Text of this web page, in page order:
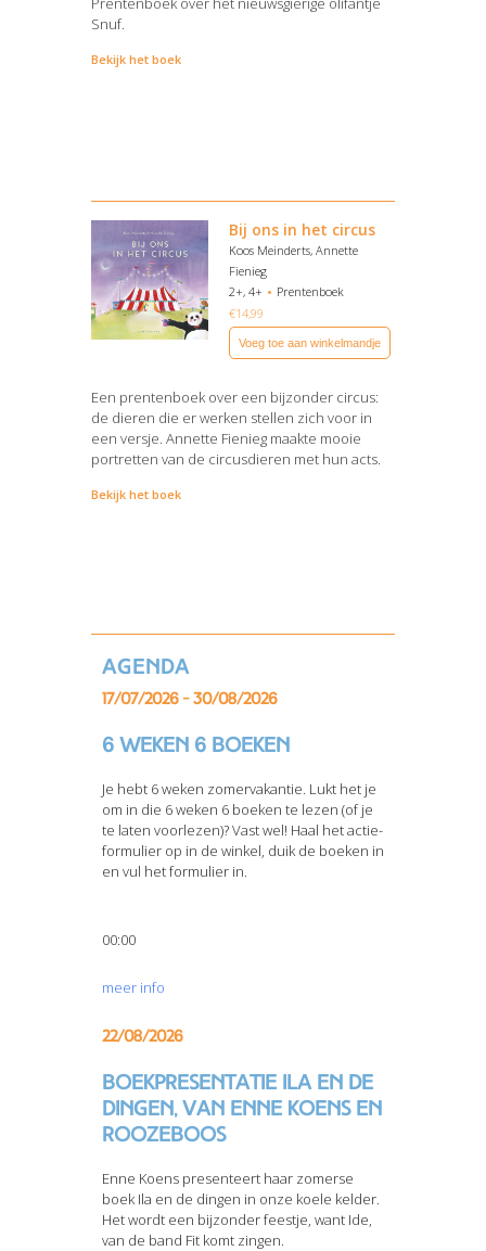
Snuf.
Bekijk het boek
Bij ons in het circus
Koos Meinderts, Annette
Fienieg
2+, 4+
Prentenboek
€14,99
Voeg toe aan winkelmandje
Een prentenboek over een bijzonder circus:
de dieren die er werken stellen zich voor in
een versje. Annette Fienieg maakte mooie
portretten van de circusdieren met hun acts.
Bekijk het boek
Agenda
17/07/2026 - 30/08/2026
6 weken 6 boeken
Je hebt 6 weken zomervakantie. Lukt het je
om in die 6 weken 6 boeken te lezen (of je
te laten voorlezen)? Vast wel! Haal het actie-
formulier op in de winkel, duik de boeken in
en vul het formulier in.
00:00
meer info
22/08/2026
Boekpresentatie Ila en de
dingen, van Enne Koens en
Roozeboos
Enne Koens presenteert haar zomerse
boek Ila en de dingen in onze koele kelder.
Het wordt een bijzonder feestje, want Ide,
van de band Fit komt zingen.